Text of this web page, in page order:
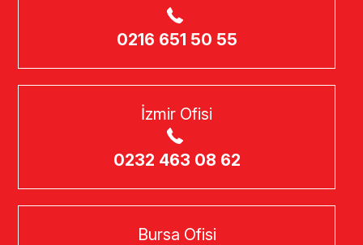
0216 651 50 55
İzmir Ofisi
0232 463 08 62
Bursa Ofisi